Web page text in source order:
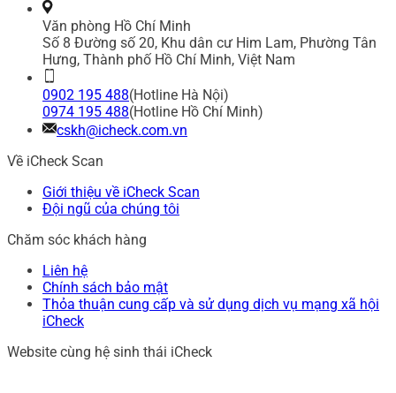
Văn phòng Hồ Chí Minh
Số 8 Đường số 20, Khu dân cư Him Lam, Phường Tân
Hưng, Thành phố Hồ Chí Minh, Việt Nam
0902 195 488(Hotline Hà Nội)
0974 195 488(Hotline Hồ Chí Minh)
cskh@icheck.com.vn
Về iCheck Scan
Giới thiệu về iCheck Scan
Đội ngũ của chúng tôi
Chăm sóc khách hàng
Liên hệ
Chính sách bảo mật
Thỏa thuận cung cấp và sử dụng dịch vụ mạng xã hội
iCheck
Website cùng hệ sinh thái iCheck